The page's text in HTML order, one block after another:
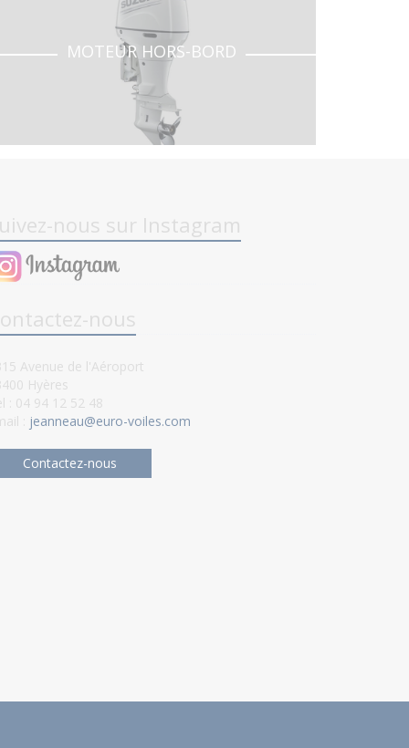
MOTEUR HORS-BORD
nous sur Instagram
nous
Avenue de l'Aéroport
Hyères
: 04 94 12 52 48
:
jeanneau@euro-voiles.com
Contactez-nous